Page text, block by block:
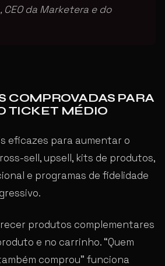
CEO da Marketera e do
COMPROVADAS PARA
TICKET MÉDIO
eficazes para aumentar o
sell, upsell, kits de produtos,
e programas de fidelidade
produtos complementares
e no carrinho. “Quem
comprou” funciona